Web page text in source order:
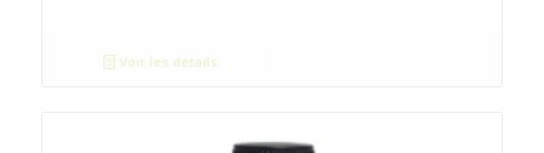
Voir les détails